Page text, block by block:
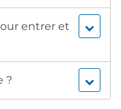
entrer et
?